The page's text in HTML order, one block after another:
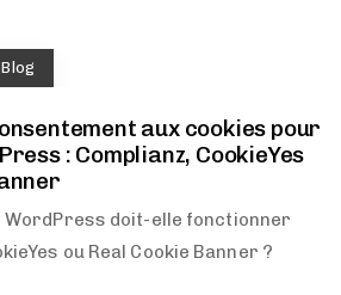
Blog
aux cookies pour
: Complianz, CookieYes
WordPress doit-elle fonctionner
ou Real Cookie Banner ?